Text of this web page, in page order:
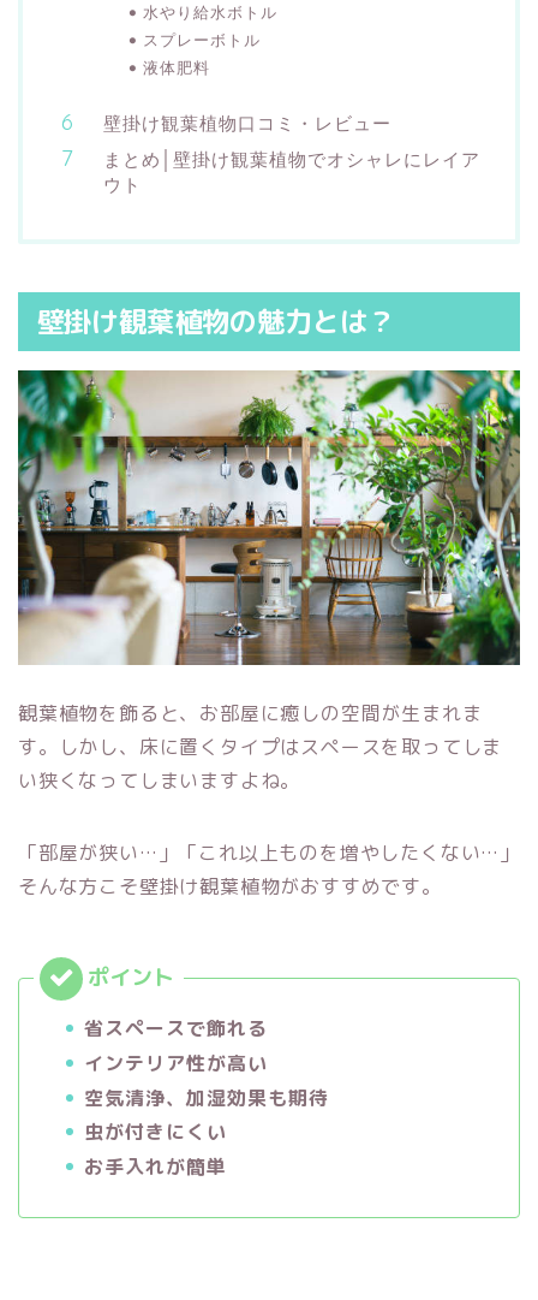
水やり給水ボトル
スプレーボトル
液体肥料
壁掛け観葉植物口コミ・レビュー
まとめ│壁掛け観葉植物でオシャレにレイア
ウト
壁掛け観葉植物の魅力とは？
観葉植物を飾ると、お部屋に癒しの空間が生まれま
す。しかし、床に置くタイプはスペースを取ってしま
い狭くなってしまいますよね。
「部屋が狭い…」「これ以上ものを増やしたくない…」
そんな方こそ壁掛け観葉植物がおすすめです。
省スペースで飾れる
インテリア性が高い
空気清浄、加湿効果も期待
虫が付きにくい
お手入れが簡単